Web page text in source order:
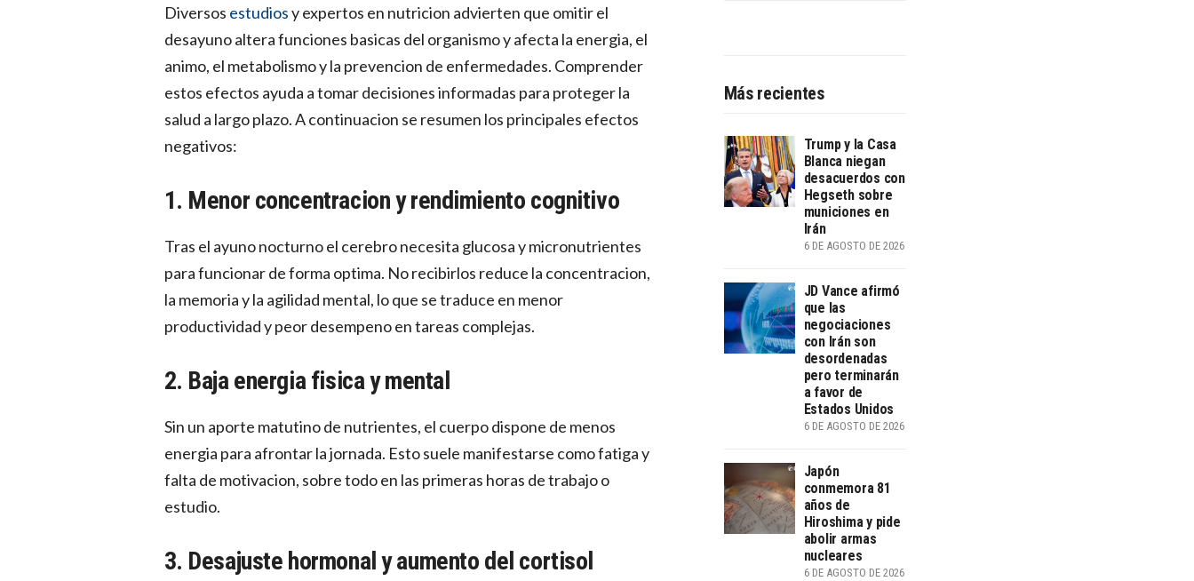
Diversos estudiosy expertos en nutricion advierten que omitir el
desayuno altera funciones basicas del organismo y afecta la energia, el
animo, el metabolismo y la prevencion de enfermedades. Comprender
estos efectos ayuda a tomar decisiones informadas para proteger la
salud a largo plazo. A continuacion se resumen los principales efectos
negativos:
1. Menor concentracion y rendimiento cognitivo
Tras el ayuno nocturno el cerebro necesita glucosa y micronutrientes
para funcionar de forma optima. No recibirlos reduce la concentracion,
la memoria y la agilidad mental, lo que se traduce en menor
productividad y peor desempeno en tareas complejas.
2. Baja energia fisica y mental
Sin un aporte matutino de nutrientes, el cuerpo dispone de menos
energia para afrontar la jornada. Esto suele manifestarse como fatiga y
falta de motivacion, sobre todo en las primeras horas de trabajo o
estudio.
3. Desajuste hormonal y aumento del cortisol
Más recientes
Trump y la Casa
Blanca niegan
desacuerdos con
Hegseth sobre
municiones en
Irán
6 DE AGOSTO DE 2026
JD Vance afirmó
que las
negociaciones
con Irán son
desordenadas
pero terminarán
a favor de
Estados Unidos
6 DE AGOSTO DE 2026
Japón
conmemora 81
años de
Hiroshima y pide
abolir armas
nucleares
6 DE AGOSTO DE 2026